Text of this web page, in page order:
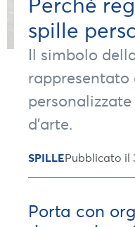
Perché
spille
Il simbolo
rappresentato
d’arte.
SPILLEPubblicato il
Porta con